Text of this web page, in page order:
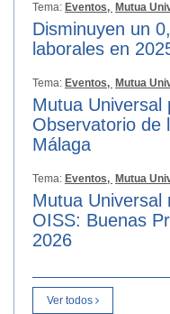
Tema: Eventos, Mutua
Disminuyen un
laborales en
Tema: Eventos, Mutua
Mutua Universal
Observatorio de
Málaga
Tema: Eventos, Mutua
Mutua Universal
OISS: Buenas
2026
Ver todos